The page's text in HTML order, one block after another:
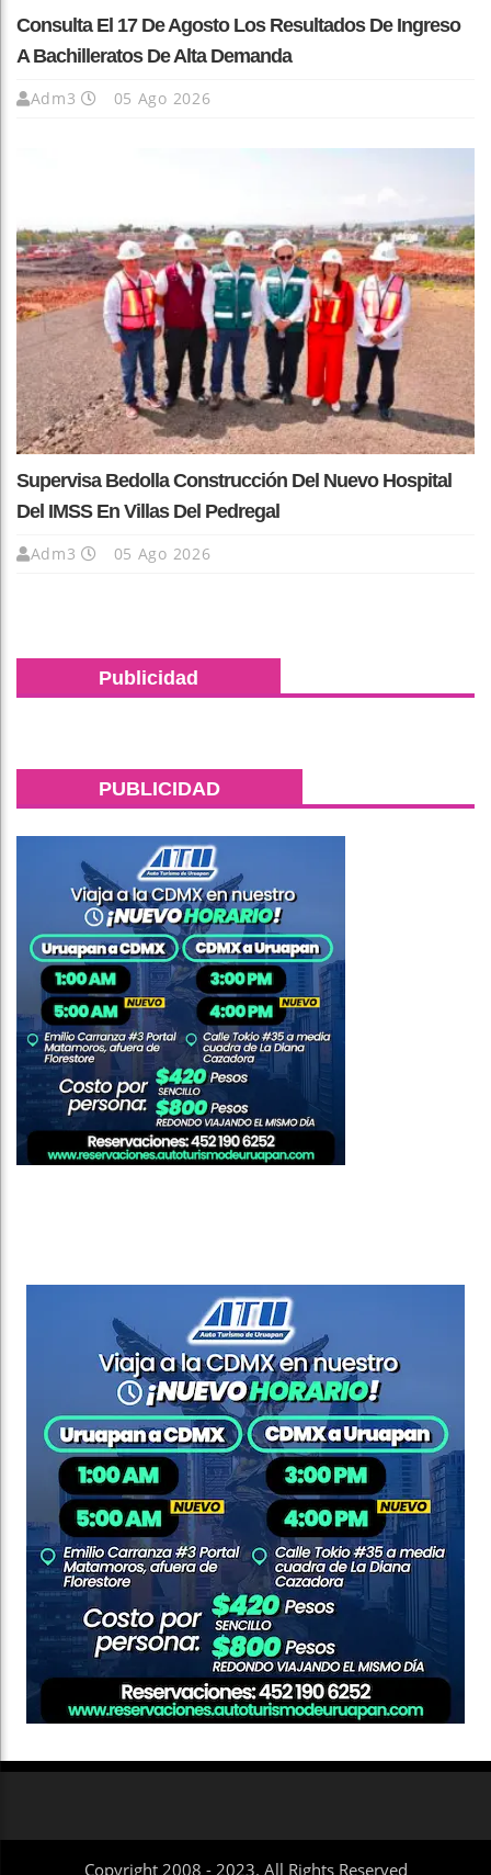
Consulta El 17 De Agosto Los Resultados De Ingreso
A Bachilleratos De Alta Demanda
Adm3 05 Ago 2026
Supervisa Bedolla Construcción Del Nuevo Hospital
Del IMSS En Villas Del Pedregal
Adm3 05 Ago 2026
Publicidad
PUBLICIDAD
Copyright 2008 - 2023. All Rights Reserved